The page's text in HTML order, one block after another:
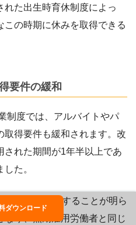
れた出生時育休制度によっ
の時期に休みを取得できる
要件の緩和
制度では、アルバイトやパ
取得要件も緩和されます。改
された期間が1年半以上であ
た。
に契約が満了することが明ら
り、無期雇用労働者と同じ
ダウンロード